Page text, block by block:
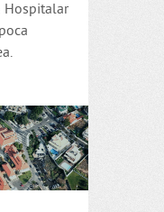
Hospitalar